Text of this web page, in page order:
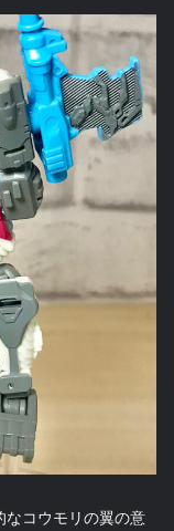
コウモリの翼の意